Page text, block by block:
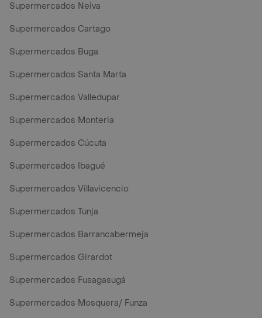
Supermercados Neiva
Supermercados Cartago
Supermercados Buga
Supermercados Santa Marta
Supermercados Valledupar
Supermercados Monteria
Supermercados Cúcuta
Supermercados Ibagué
Supermercados Villavicencio
Supermercados Tunja
Supermercados Barrancabermeja
Supermercados Girardot
Supermercados Fusagasugá
Supermercados Mosquera/ Funza